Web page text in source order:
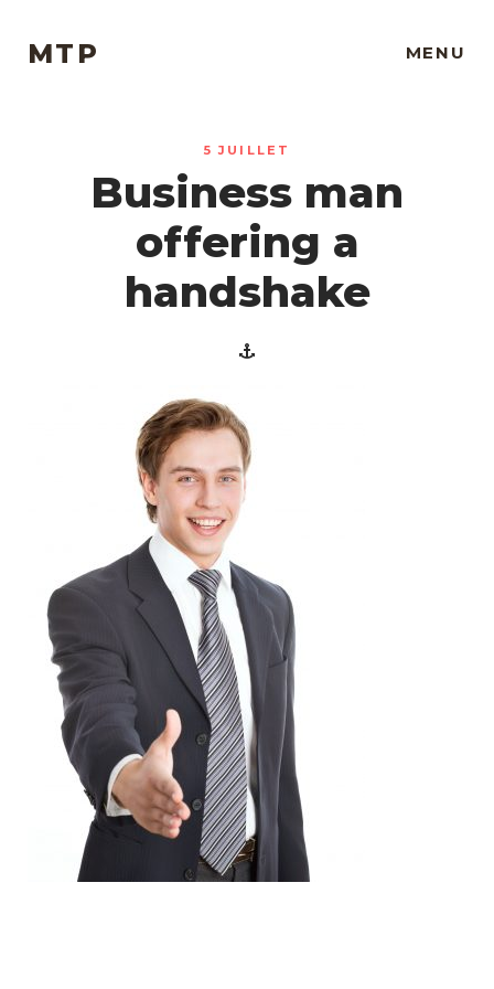
MTP MENU
Projets
À propos
Contact
5 JUILLET
Business man
offering a
handshake